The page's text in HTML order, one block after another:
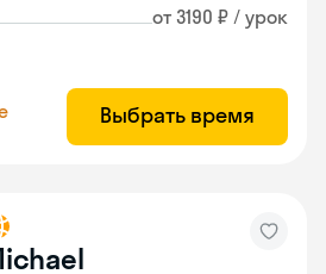
от 3190 ₽ / урок
Выбрать время